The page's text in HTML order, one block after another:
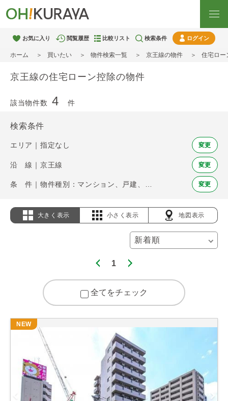
お気に入り 閲覧履歴 比較リスト 検索条件 ログイン
ホーム 買いたい 物件検索一覧 京王線の物件 住宅ロー
京王線の住宅ローン控除の物件
該当物件数 4 件
検索条件
エリア｜指定なし 変更
沿 線｜京王線 変更
変更
大きく表示 小さく表示 地図表示
1
全てをチェック
NEW